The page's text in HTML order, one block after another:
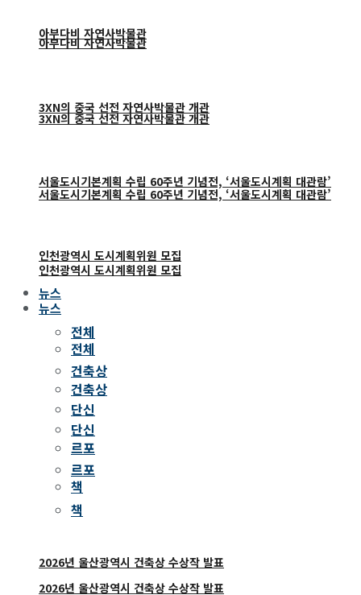
아부다비 자연사박물관
3XN의 중국 선전 자연사박물관 개관
서울도시기본계획 수립 60주년 기념전, ‘서울도시계획 대관람’
인천광역시 도시계획위원 모집
뉴스
전체
건축상
단신
르포
책
2026년 울산광역시 건축상 수상작 발표
아부다비 자연사박물관
3XN의 중국 선전 자연사박물관 개관
서울도시기본계획 수립 60주년 기념전, ‘서울도시계획 대관람’
인천광역시 도시계획위원 모집
뉴스
전체
건축상
단신
르포
책
2026년 울산광역시 건축상 수상작 발표